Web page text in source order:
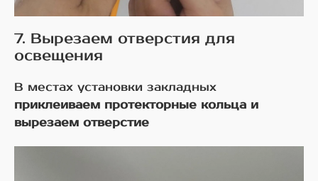
7. Вырезаем отверстия для
освещения
В местах установки закладных
приклеиваем протекторные кольца и
вырезаем отверстие